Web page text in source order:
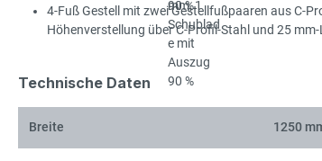
4-Fuß Gestell mit zwei Gestellfußpaaren aus C-
Höhenverstellung über C-Profil-Stahl und 25
Technische Daten
Breite 1250